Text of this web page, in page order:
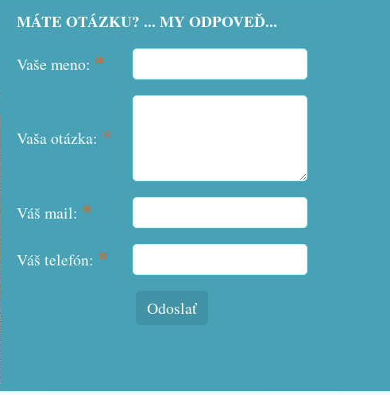
MÁTE OTÁZKU? ... MY ODPOVEĎ...
Vaše meno: *
Vaša otázka: *
Váš mail: *
Váš telefón: *
Odoslať